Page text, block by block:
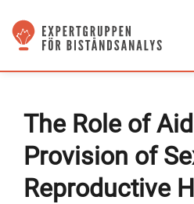
The Role of
Provision of
Reproductive